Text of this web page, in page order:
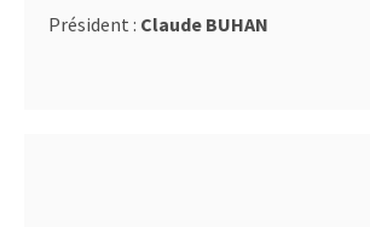
Président : Claude BUHAN